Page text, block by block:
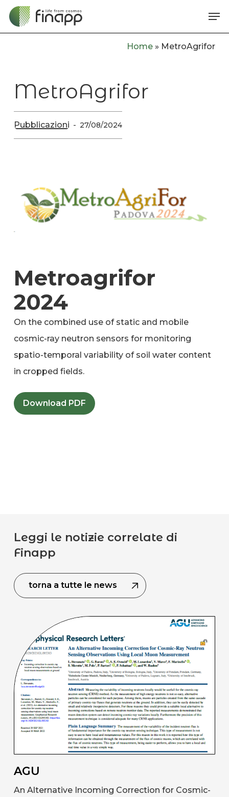
Skip
Home » MetroAgrifor
MetroAgrifor
Pubblicazioni 27/08/2024
Metroagrifor
2024
On the combined use of static and mobile
cosmic-ray neutron sensors for monitoring
spatio-temporal variability of soil water content
in cropped fields.
Download PDF
Leggi le notizie correlate di
Finapp
torna a tutte le news
AGU
An Alternative Incoming Correction for Cosmic-